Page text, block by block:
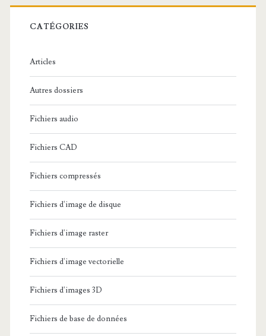
r
c
:
CATÉGORIES
Articles
Autres dossiers
Fichiers audio
Fichiers CAD
Fichiers compressés
Fichiers d'image de disque
Fichiers d'image raster
Fichiers d'image vectorielle
Fichiers d'images 3D
Fichiers de base de données